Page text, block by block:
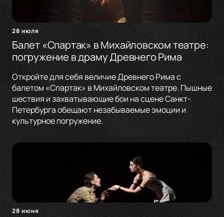
28 июля
Балет «Спартак» в Михайловском театре:
погружение в драму Древнего Рима
Откройте для себя величие Древнего Рима с
балетом «Спартак» в Михайловском театре. Пышные
шествия и захватывающие бои на сцене Санкт-
Петербурга обещают незабываемые эмоции и
культурное погружение.
28 июня